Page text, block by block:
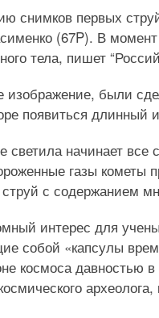
снимков первых
(67P). В
тела, пишет
изображение, были
появиться длинный
начинает все
газы кометы
с содержанием
интерес для
собой «капсулы
космоса давностью